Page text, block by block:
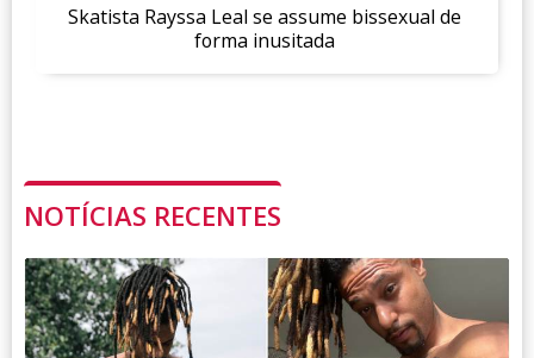
Skatista Rayssa Leal se assume bissexual de
forma inusitada
NOTÍCIAS RECENTES